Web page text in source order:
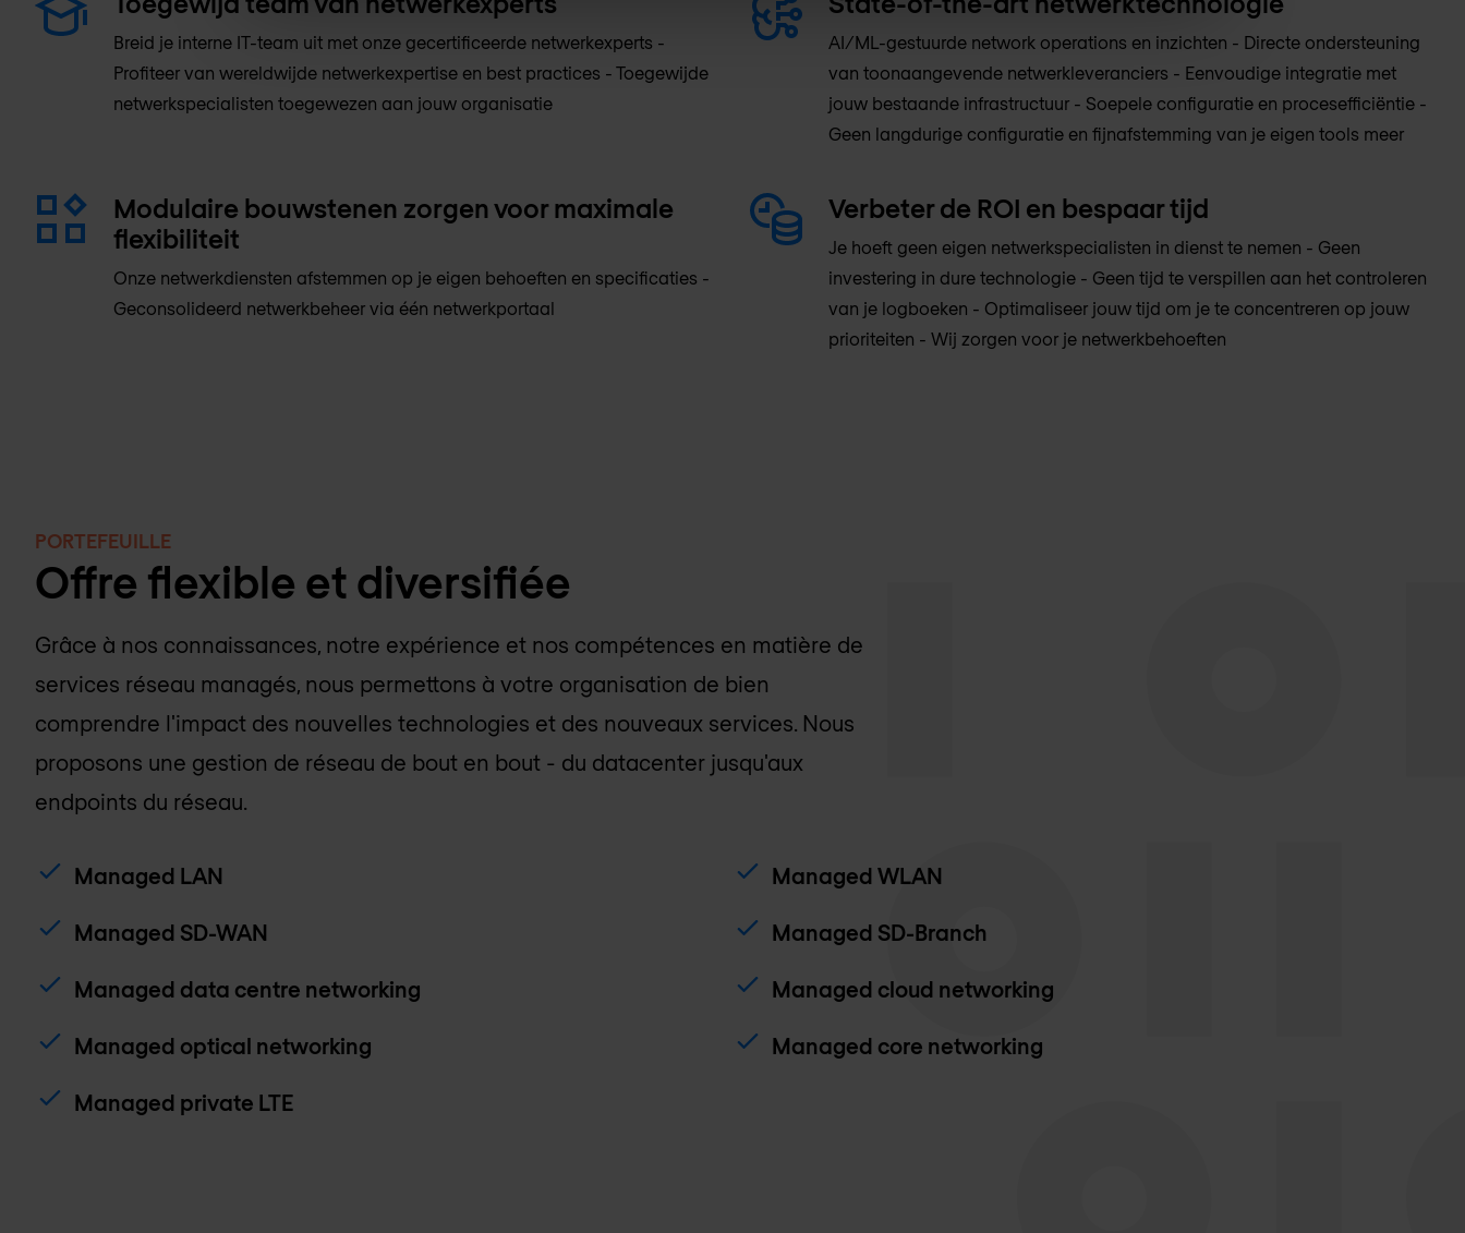
Breid je interne IT-team uit met onze gecertificeerde netwerkexperts -
Profiteer van wereldwijde netwerkexpertise en best practices - Toegewijde
netwerkspecialisten toegewezen aan jouw organisatie
AI/ML-gestuurde network operations en inzichten - Directe ondersteuning
van toonaangevende netwerkleveranciers - Eenvoudige integratie met
jouw bestaande infrastructuur - Soepele configuratie en procesefficiëntie -
Geen langdurige configuratie en fijnafstemming van je eigen tools meer
Modulaire bouwstenen zorgen voor maximale
flexibiliteit
Onze netwerkdiensten afstemmen op je eigen behoeften en specificaties -
Geconsolideerd netwerkbeheer via één netwerkportaal
Verbeter de ROI en bespaar tijd
Je hoeft geen eigen netwerkspecialisten in dienst te nemen - Geen
investering in dure technologie - Geen tijd te verspillen aan het controleren
van je logboeken - Optimaliseer jouw tijd om je te concentreren op jouw
prioriteiten - Wij zorgen voor je netwerkbehoeften
PORTEFEUILLE
Offre flexible et diversifiée
Grâce à nos connaissances, notre expérience et nos compétences en matière de
services réseau managés, nous permettons à votre organisation de bien
comprendre l'impact des nouvelles technologies et des nouveaux services. Nous
proposons une gestion de réseau de bout en bout - du datacenter jusqu'aux
endpoints du réseau.
Managed LAN Managed WLAN
Managed SD-WAN Managed SD-Branch
Managed data centre networking Managed cloud networking
Managed optical networking Managed core networking
Managed private LTE